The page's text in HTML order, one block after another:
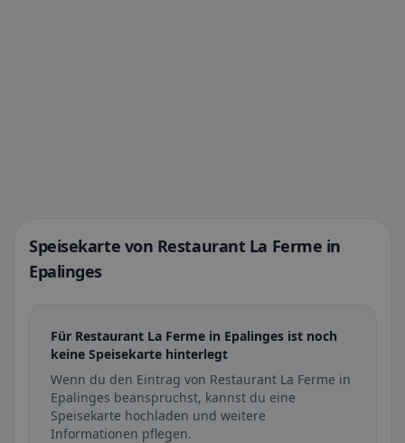
Speisekarte von Restaurant La Ferme in
Epalinges
Für Restaurant La Ferme in Epalinges ist noch
keine Speisekarte hinterlegt
Wenn du den Eintrag von Restaurant La Ferme in
Epalinges beanspruchst, kannst du eine
Speisekarte hochladen und weitere
Informationen pflegen.